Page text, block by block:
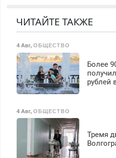
ЧИТАЙТЕ ТАКЖЕ
4 Авг, ОБЩЕСТВО
Более
рублей
4 Авг, ОБЩЕСТВО
Тремя